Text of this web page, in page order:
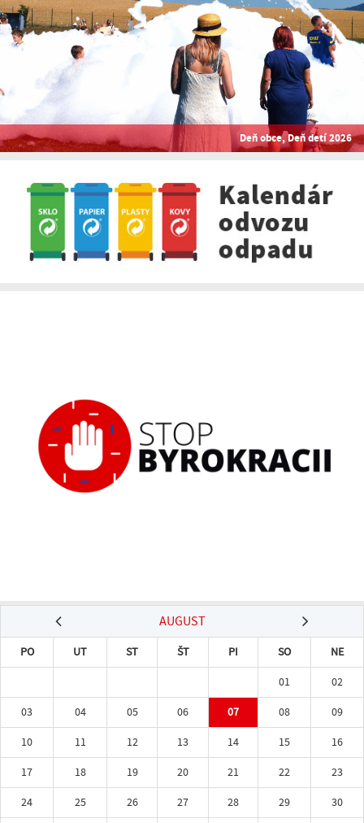
Deň obce, Deň detí 2026
AUGUST
PO UT ST ŠT PI SO
NE
01
02
03
04 05 06 07 08
09
10
11 12 13 14 15
16
17
18 19 20 21 22
23
24
25 26 27 28 29
30